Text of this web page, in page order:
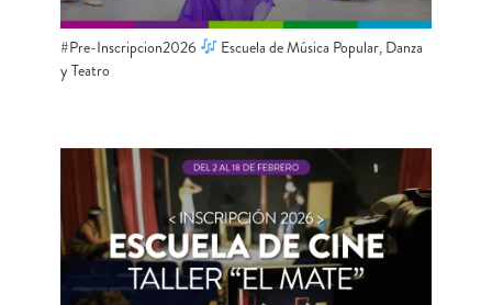
#Pre-Inscripcion2026
Escuela de Música Popular, Danza
y Teatro